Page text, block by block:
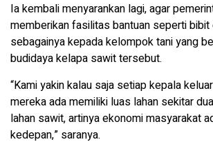
Ia kembali menyarankan lagi, agar
memberikan fasilitas bantuan seperti bibit
sebagainya kepada kelompok tani yang
budidaya kelapa sawit tersebut.
“Kami yakin kalau saja setiap kepala
mereka ada memiliki luas lahan sekitar
lahan sawit, artinya ekonomi masyarakat
kedepan,” saranya.